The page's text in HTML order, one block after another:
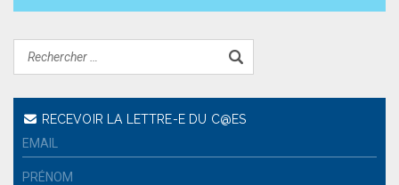
RECEVOIR LA LETTRE-E DU C@ES